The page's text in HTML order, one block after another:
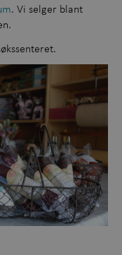
. Vi selger blant